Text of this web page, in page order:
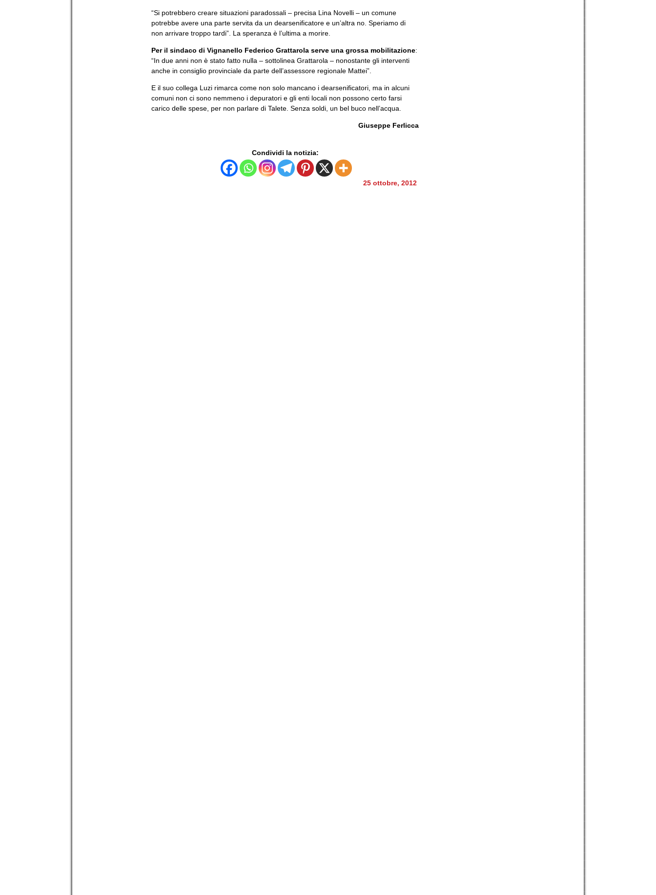
“Si potrebbero creare situazioni paradossali – precisa Lina Novelli – un comune
potrebbe avere una parte servita da un dearsenificatore e un’altra no. Speriamo di
non arrivare troppo tardi”. La speranza è l’ultima a morire.
Per il sindaco di Vignanello Federico Grattarola serve una grossa mobilitazione:
“In due anni non è stato fatto nulla – sottolinea Grattarola – nonostante gli interventi
anche in consiglio provinciale da parte dell’assessore regionale Mattei”.
E il suo collega Luzi rimarca come non solo mancano i dearsenificatori, ma in alcuni
comuni non ci sono nemmeno i depuratori e gli enti locali non possono certo farsi
carico delle spese, per non parlare di Talete. Senza soldi, un bel buco nell’acqua.
Giuseppe Ferlicca
Condividi la notizia:
25 ottobre, 2012